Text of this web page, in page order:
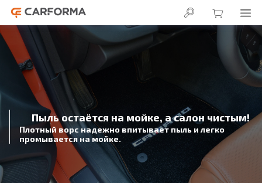
Пыль остаётся на мойке, а салон чистым!
Плотный ворс надежно впитывает пыль и легко
промывается на мойке.